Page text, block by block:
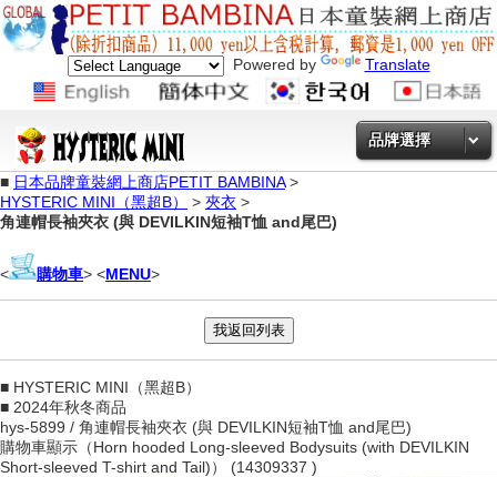
Powered by Translate
品牌選擇
■ 日本品牌童裝網上商店PETIT BAMBINA>
HYSTERIC MINI（黑超B）
> 夾衣 >
角連帽長袖夾衣 (與 DEVILKIN短袖T恤 and尾巴)
< 購物車> <MENU>
■ HYSTERIC MINI（黑超B）
■ 2024年秋冬商品
hys-5899 / 角連帽長袖夾衣 (與 DEVILKIN短袖T恤 and尾巴)
購物車顯示（Horn hooded Long-sleeved Bodysuits (with DEVILKIN
Short-sleeved T-shirt and Tail)） (14309337 )